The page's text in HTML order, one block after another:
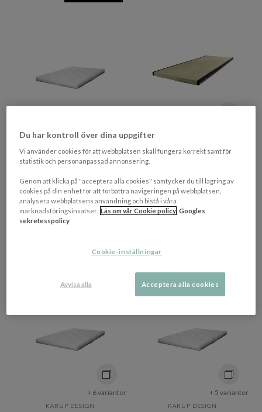
Double Latex Futon
Madrass 180cm
Mjukare Komfort
10 143 kr​​
Rek. pris 14 249 kr​​
Tatami Madrass 90cm
PRISMATCHAD
+ 6 varianter
KARUP DESIGN
+ 5 varianter
KARUP DESIGN
Du har kontroll över dina uppgifter
Vi använder cookies för att webbplatsen skall fungera korrekt samt för
statistik och personanpassad annonsering.
Genom att klicka på "acceptera alla cookies" samtycker du till lagring av
cookies på din enhet för att förbättra navigeringen på webbplatsen,
analysera webbplatsens användning och bistå i våra
marknadsföringsinsatser. Läs om vår Cookie policy Googles
sekretesspolicy
Cookie-inställningar
Avvisa alla Acceptera alla cookies